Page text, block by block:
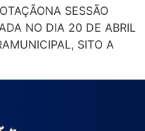
SESSÃO
NO DIA 20 DE ABRIL
SITO A